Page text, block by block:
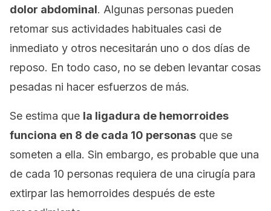
dolor abdominal. Algunas personas pueden
retomar sus actividades habituales casi de
inmediato y otros necesitarán uno o dos días de
reposo. En todo caso, no se deben levantar cosas
pesadas ni hacer esfuerzos de más.
Se estima que la ligadura de hemorroides
funciona en 8 de cada 10 personas que se
someten a ella. Sin embargo, es probable que una
de cada 10 personas requiera de una cirugía para
extirpar las hemorroides después de este